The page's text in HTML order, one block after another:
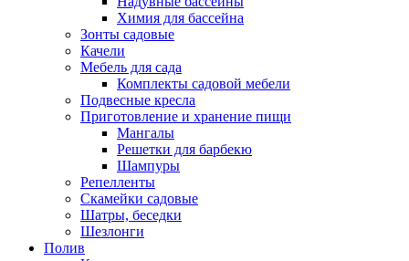
Химия для бассейна
Зонты садовые
Качели
Мебель для сада
Комплекты садовой мебели
Подвесные кресла
Приготовление и хранение пищи
Мангалы
Решетки для барбекю
Шампуры
Репелленты
Скамейки садовые
Шатры, беседки
Шезлонги
Полив